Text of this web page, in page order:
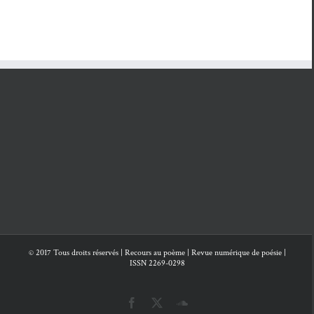
juin 2020
et Jean-François
Mathé- 6 mars 2020
dalles posées sur rien
© 2017 Tous droits réservés | Recours au poème | Revue numérique de poésie |
ISSN 2269-0298
Facebook SoundCloud